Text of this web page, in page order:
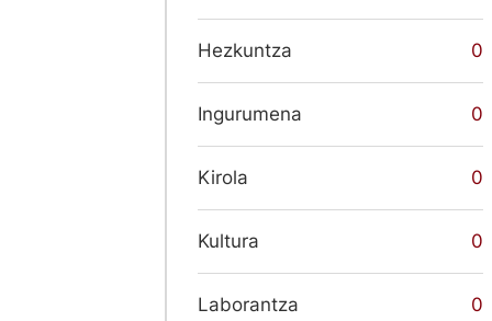
Hezkuntza 0
Ingurumena 0
Kirola 0
Kultura 0
Laborantza 0